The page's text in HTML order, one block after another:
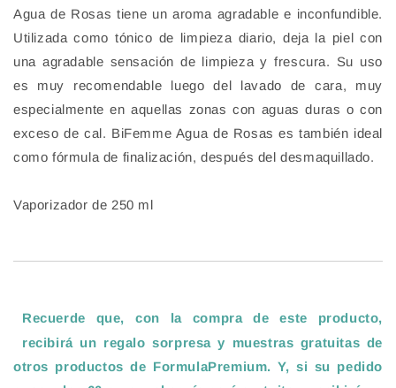
Agua de Rosas tiene un aroma agradable e inconfundible.
Utilizada como tónico de limpieza diario, deja la piel con
una agradable sensación de limpieza y frescura. Su uso
es muy recomendable luego del lavado de cara, muy
especialmente en aquellas zonas con aguas duras o con
exceso de cal. BiFemme Agua de Rosas es también ideal
como fórmula de finalización, después del desmaquillado.
Vaporizador de 250 ml
Recuerde que, con la compra de este producto,
recibirá un regalo sorpresa y muestras gratuitas de
otros productos de FormulaPremium. Y, si su pedido